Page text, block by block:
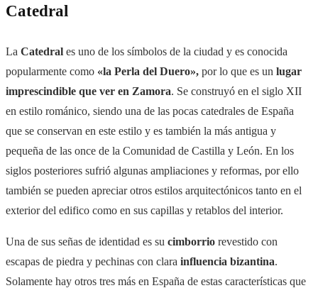
Catedral
La Catedral es uno de los símbolos de la ciudad y es conocida
popularmente como «la Perla del Duero», por lo que es un lugar
imprescindible que ver en Zamora. Se construyó en el siglo XII
en estilo románico, siendo una de las pocas catedrales de España
que se conservan en este estilo y es también la más antigua y
pequeña de las once de la Comunidad de Castilla y León. En los
siglos posteriores sufrió algunas ampliaciones y reformas, por ello
también se pueden apreciar otros estilos arquitectónicos tanto en el
exterior del edifico como en sus capillas y retablos del interior.
Una de sus señas de identidad es su cimborrio revestido con
escapas de piedra y pechinas con clara influencia bizantina.
Solamente hay otros tres más en España de estas características que